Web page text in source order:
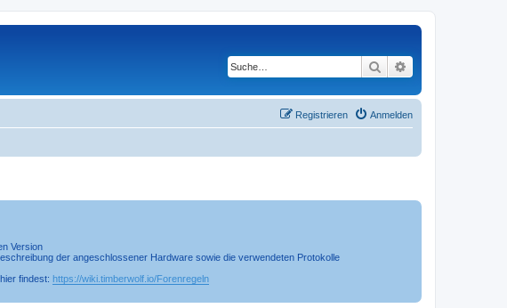
Suche
Anmelden
Registrieren
Version
der angeschlossener Hardware sowie die verwendeten Protokolle
findest: https://wiki.timberwolf.io/Forenregeln